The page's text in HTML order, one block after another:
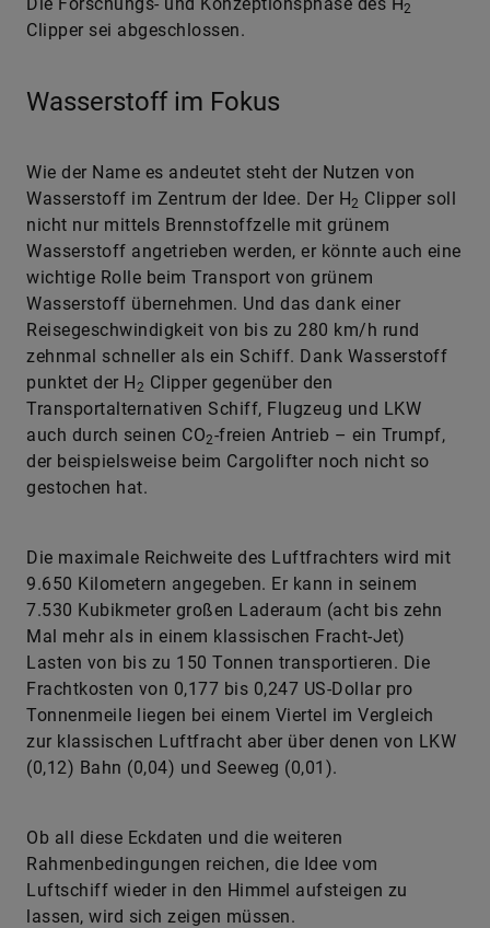
2
Clipper sei abgeschlossen.
Wasserstoff im Fokus
Wie der Name es andeutet steht der Nutzen von
Wasserstoff im Zentrum der Idee. Der H2 Clipper soll
nicht nur mittels Brennstoffzelle mit grünem
Wasserstoff angetrieben werden, er könnte auch eine
wichtige Rolle beim Transport von grünem
Wasserstoff übernehmen. Und das dank einer
Reisegeschwindigkeit von bis zu 280 km/h rund
zehnmal schneller als ein Schiff. Dank Wasserstoff
punktet der H2 Clipper gegenüber den
Transportalternativen Schiff, Flugzeug und LKW
auch durch seinen CO2-freien Antrieb – ein Trumpf,
der beispielsweise beim Cargolifter noch nicht so
gestochen hat.
Die maximale Reichweite des Luftfrachters wird mit
9.650 Kilometern angegeben. Er kann in seinem
7.530 Kubikmeter großen Laderaum (acht bis zehn
Mal mehr als in einem klassischen Fracht-Jet)
Lasten von bis zu 150 Tonnen transportieren. Die
Frachtkosten von 0,177 bis 0,247 US-Dollar pro
Tonnenmeile liegen bei einem Viertel im Vergleich
zur klassischen Luftfracht aber über denen von LKW
(0,12) Bahn (0,04) und Seeweg (0,01).
Ob all diese Eckdaten und die weiteren
Rahmenbedingungen reichen, die Idee vom
Luftschiff wieder in den Himmel aufsteigen zu
lassen, wird sich zeigen müssen.